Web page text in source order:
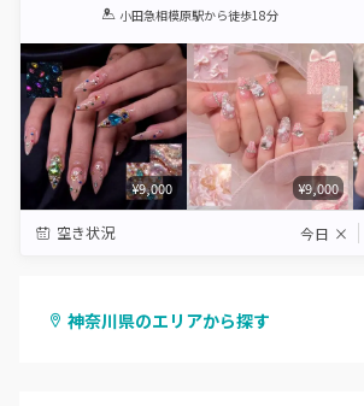
1 2 3 4 5
小田急相模原駅から徒歩18分
¥9,000 ¥9,000
空き状況 今日 ×
神奈川県のエリアから探す